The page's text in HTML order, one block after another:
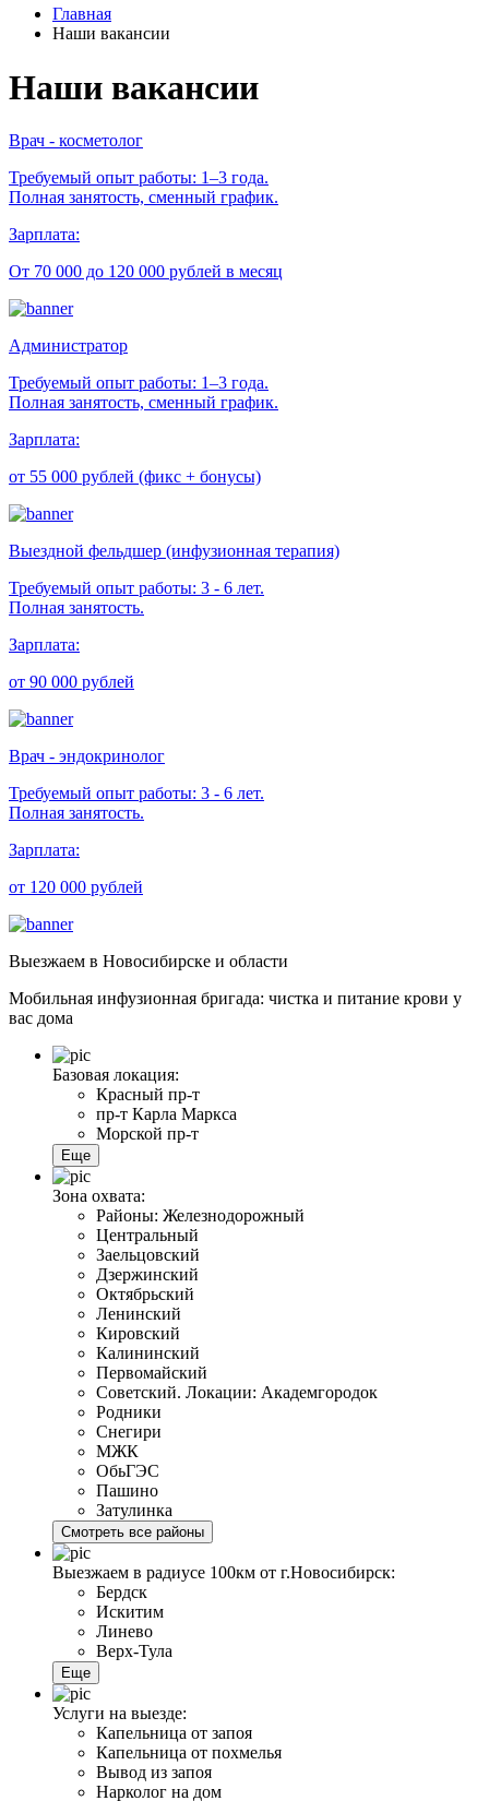
Главная
Наши вакансии
Наши вакансии
Врач - косметолог
Требуемый опыт работы: 1–3 года.
Полная занятость, сменный график.
Зарплата:
От 70 000 до 120 000 рублей в месяц
Администратор
Требуемый опыт работы: 1–3 года.
Полная занятость, сменный график.
Зарплата:
от 55 000 рублей (фикс + бонусы)
Выездной фельдшер (инфузионная терапия)
Требуемый опыт работы: 3 - 6 лет.
Полная занятость.
Зарплата:
от 90 000 рублей
Врач - эндокринолог
Требуемый опыт работы: 3 - 6 лет.
Полная занятость.
Зарплата:
от 120 000 рублей
Выезжаем в Новосибирске и области
Мобильная инфузионная бригада: чистка и питание крови у
вас дома
Базовая локация:
Красный пр-т
пр-т Карла Маркса
Морской пр-т
Еще
Зона охвата:
Районы: Железнодорожный
Центральный
Заельцовский
Дзержинский
Октябрьский
Ленинский
Кировский
Калининский
Первомайский
Советский. Локации: Академгородок
Родники
Снегири
МЖК
ОбьГЭС
Пашино
Затулинка
Смотреть все районы
Выезжаем в радиусе 100км от г.Новосибирск:
Бердск
Искитим
Линево
Верх-Тула
Еще
Услуги на выезде:
Капельница от запоя
Капельница от похмелья
Вывод из запоя
Нарколог на дом